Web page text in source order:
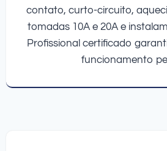
contato, curto-circuito,
tomadas 10A e 20A e
Profissional certificado
funcionamento